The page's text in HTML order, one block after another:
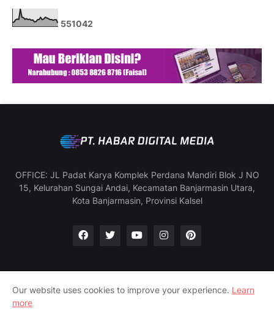
551042
OFFICE: JL Padat Karya Komplek Perdana Mandiri Blok J NO
15, Kelurahan Sungai Andai, Kecamatan Banjarmasin Utara,
Kota Banjarmasin, Provinsi Kalsel
Manajemen & Redaksi
SOP Wartawan
Our website uses cookies to improve your experience. Learn
more